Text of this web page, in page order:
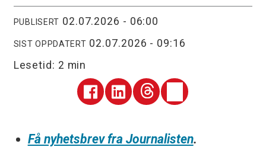
PUBLISERT 02.07.2026 - 06:00
SIST OPPDATERT
02.07.2026 - 09:16
Lesetid: 2 min
Få nyhetsbrev fra Journalisten.